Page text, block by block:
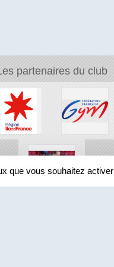
partenaires du club
que vous souhaitez activer